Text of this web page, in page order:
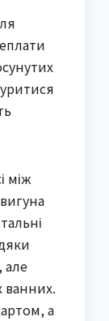
між
але
ванних.
а